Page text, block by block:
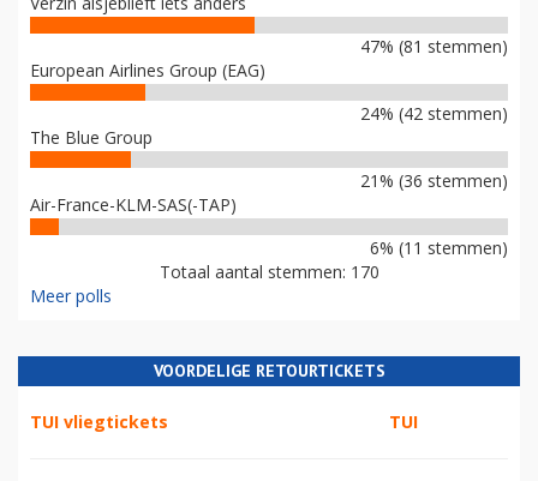
47% (81 stemmen)
European Airlines Group (EAG)
24% (42 stemmen)
The Blue Group
21% (36 stemmen)
Air-France-KLM-SAS(-TAP)
6% (11 stemmen)
Totaal aantal stemmen: 170
Meer polls
VOORDELIGE RETOURTICKETS
TUI vliegtickets TUI